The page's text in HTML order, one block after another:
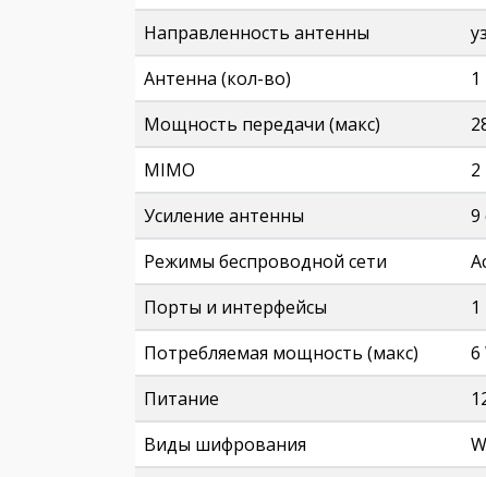
Направленность антенны
Антенна (кол-во)
Мощность передачи (макс)
MIMO
2
Усиление антенны
9
Режимы беспроводной сети
Порты и интерфейсы
Потребляемая мощность (макс)
6
Питание
Виды шифрования